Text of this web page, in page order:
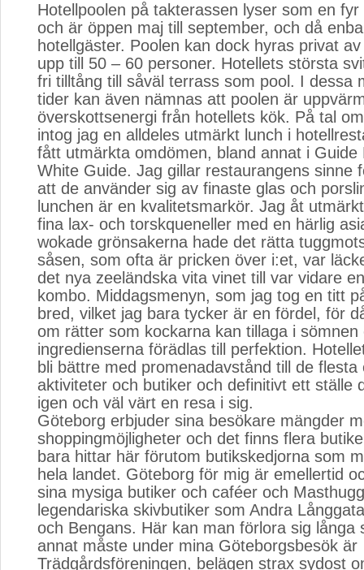
Hotellpoolen på takterassen lyser som en fyr
och är öppen maj till september, och då
hotellgäster. Poolen kan dock hyras privat
upp till 50 – 60 personer. Hotellets största
fri tilltång till såväl terrass som pool. I dessa
tider kan även nämnas att poolen är
överskottsenergi från hotellets kök. På tal
intog jag en alldeles utmärkt lunch i
fått utmärkta omdömen, bland annat i Guide
White Guide. Jag gillar restaurangens sinne
att de använder sig av finaste glas och
lunchen är en kvalitetsmarkör. Jag åt
fina lax- och torskqueneller med en härlig
wokade grönsakerna hade det rätta
såsen, som ofta är pricken över i:et, var
det nya zeeländska vita vinet till var vidare
kombo. Middagsmenyn, som jag tog en titt
bred, vilket jag bara tycker är en fördel, för
om rätter som kockarna kan tillaga i sömnen
ingredienserna förädlas till perfektion.
bli bättre med promenadavstånd till de flesta
aktiviteter och butiker och definitivt ett ställe
igen och väl värt en resa i sig.
Göteborg erbjuder sina besökare mängder
shoppingmöjligheter och det finns flera
bara hittar här förutom butikskedjorna som
hela landet. Göteborg för mig är emellertid
sina mysiga butiker och caféer och
legendariska skivbutiker som Andra
och Bengans. Här kan man förlora sig långa
annat måste under mina Göteborgsbesök är
Trädgårdsföreningen, belägen strax sydost